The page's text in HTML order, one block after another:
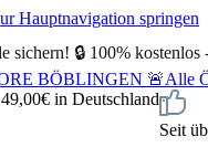
Hauptnavigation springen
sichern! 🔒 100%
BÖBLINGEN 🚨Alle
in Deutschland
Seit